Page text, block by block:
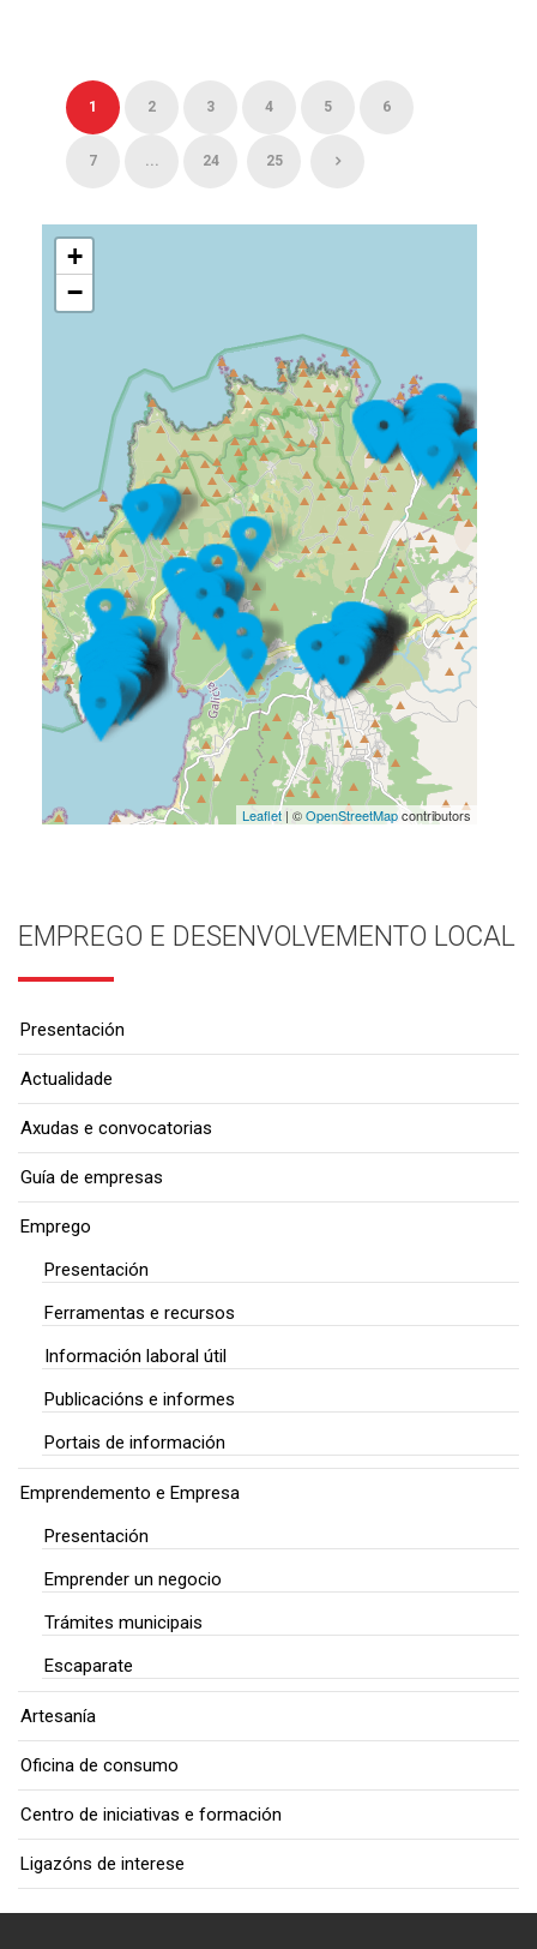
1 2 3 4 5 6
7 ... 24 25
+
−
Leaflet| ©OpenStreetMapcontributors
EMPREGO E DESENVOLVEMENTO LOCAL
Presentación
Actualidade
Axudas e convocatorias
Guía de empresas
Emprego
Presentación
Ferramentas e recursos
Información laboral útil
Publicacións e informes
Portais de información
Emprendemento e Empresa
Presentación
Emprender un negocio
Trámites municipais
Escaparate
Artesanía
Oficina de consumo
Centro de iniciativas e formación
Ligazóns de interese